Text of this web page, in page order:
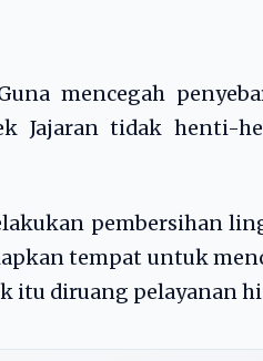
mencegah
Jajaran tidak henti-
pembersihan
tempat untuk
itu diruang pelayanan